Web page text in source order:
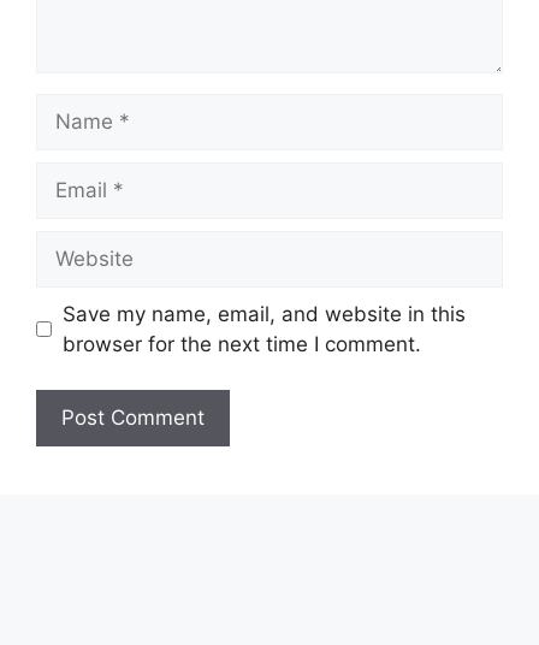
Save my name, email, and website in this
browser for the next time I comment.